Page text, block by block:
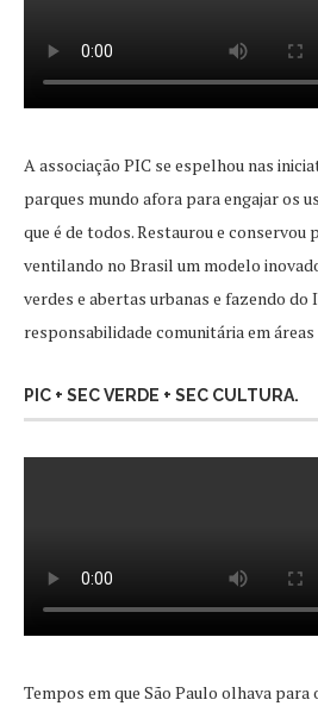
A associação PIC se espelhou nas
parques mundo afora para engajar os
que é de todos. Restaurou e conservou
ventilando no Brasil um modelo
verdes e abertas urbanas e fazendo
responsabilidade comunitária em
PIC + SEC VERDE + SEC CULTURA.
Tempos em que São Paulo olhava